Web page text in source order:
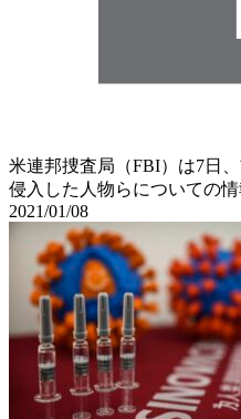
米連邦捜査局（FBI）は7日
侵入した人物らについての
2021/01/08